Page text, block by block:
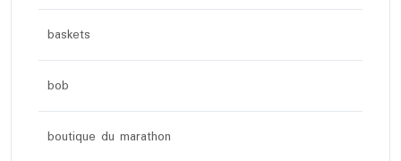
baskets
bob
boutique du marathon